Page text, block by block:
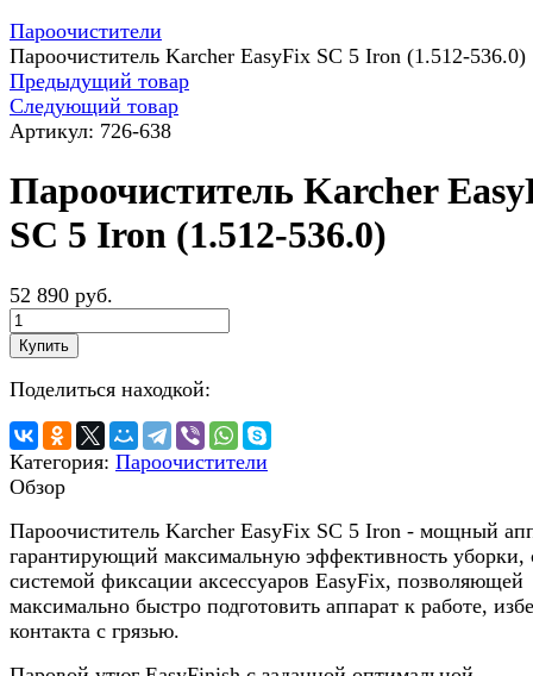
Пароочистители
Пароочиститель Karcher EasyFix SC 5 Iron (1.512-536.0)
Предыдущий товар
Следующий товар
Артикул: 726-638
Пароочиститель Karcher
SC 5 Iron (1.512-536.0)
52 890 руб.
Купить
Поделиться находкой:
Категория: Пароочистители
Обзор
Пароочиститель Karcher EasyFix SC 5 Iron - мощный
гарантирующий максимальную эффективность уборки,
системой фиксации аксессуаров EasyFix, позволяющей
максимально быстро подготовить аппарат к работе,
контакта с грязью.